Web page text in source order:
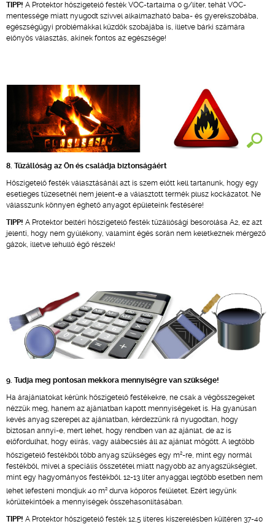
TIPP! A Protektor hőszigetelő festék VOC-tartalma 0 g/liter, tehát VOC-
mentessége miatt nyugodt szívvel alkalmazható baba- és gyerekszobába,
egészségügyi problémákkal küzdők szobájába is, illetve bárki számára
előnyös választás, akinek fontos az egészsége!
8. Tűzállóság az Ön és családja biztonságáért
Hőszigetelő festék választásánál azt is szem előtt kell tartanunk, hogy egy
esetleges tűzesetnél nem jelent-e a választott termék plusz kockázatot. Ne
válasszunk könnyen éghető anyagot épületeink festésére!
TIPP! A Protektor beltéri hőszigetelő festék tűzállósági besorolása A2, ez azt
jelenti, hogy nem gyúlékony, valamint égés során nem keletkeznek mérgező
gázok, illetve lehulló égő részek!
9. Tudja meg pontosan mekkora mennyiségre van szüksége!
Ha árajánlatokat kérünk hőszigetelő festékekre, ne csak a végösszegeket
nézzük meg, hanem az ajánlatban kapott mennyiségeket is. Ha gyanúsan
kevés anyag szerepel az ajánlatban, kérdezzünk rá nyugodtan, hogy
biztosan annyi-e, mert lehet, hogy rendben van az ajánlat, de az is
előfordulhat, hogy elírás, vagy alábecslés áll az ajánlat mögött. A legtöbb
hőszigetelő festékből több anyag szükséges egy m2-re, mint egy normál
festékből, mivel a speciális összetétel miatt nagyobb az anyagszükséglet,
mint egy hagyományos festékből. 12-13 liter anyaggal legtöbb esetben nem
lehet lefesteni mondjuk 40 m2 durva kőporos felületet. Ezért legyünk
körültekintőek a mennyiségek összehasonlításában.
TIPP! A Protektor hőszigetelő festék 12,5 literes kiszerelésben kültéren 37-40